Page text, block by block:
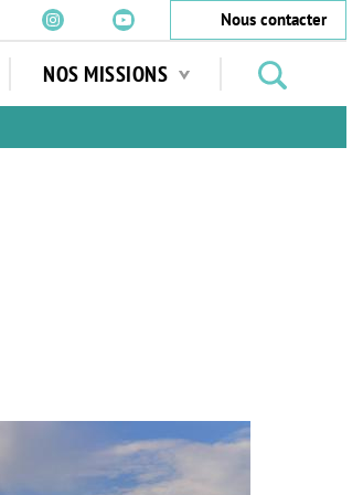
Nous contacter
NOS MISSIONS
jardins